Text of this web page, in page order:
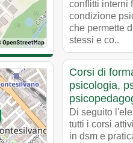
conflitti interni
condizione
che permette
stessi e co..
Corsi di
psicologia,
Di seguito
tutti i corsi
in dsm e